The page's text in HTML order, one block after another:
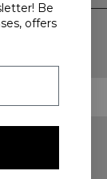
Sie exklusive
vieles mehr.
Be
offers